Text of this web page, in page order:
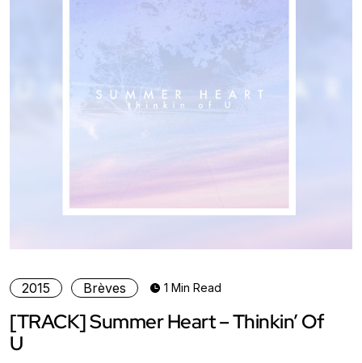
2015 Brèves 1 Min Read
[TRACK] Summer Heart – Thinkin’ Of
U